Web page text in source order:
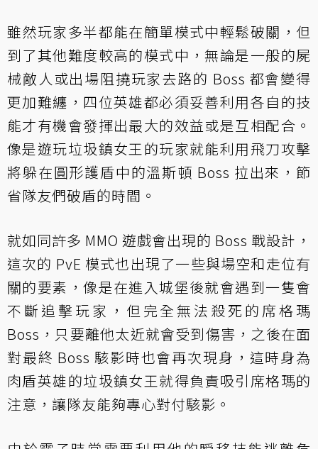
雖然玩家多半都能在簡單模式中輕鬆破關，但
到了其他難度較高的模式中，無論是一般的屍
械敵人或出場阻撓玩家去路的 Boss 都會變得
更加難纏，四位英雄都必須妥善利用各自的技
能才有機會發揮出最大的效益或是互相配合。
像是遊玩垃圾鎮女王的玩家就能利用飛刀攻擊
將躲在圓形護盾中的溫斯頓 Boss 拉出來，節
省隊友們破盾的時間。
就如同許多 MMO 遊戲會出現的 Boss 戰設計，
這次的 PvE 模式也出現了一些與場空和走位有
關的要素，像是在進入城堡後就會遇到一隻會
不斷追擊玩家，但完全無法殺死的席格瑪
Boss，只要離他太近就會受到傷害，之後在面
對最終 Boss 駭影時也會再次現身，這時身為
肉盾英雄的垃圾鎮女王就得負責吸引席格瑪的
注意，讓隊友能夠專心對付駭影。